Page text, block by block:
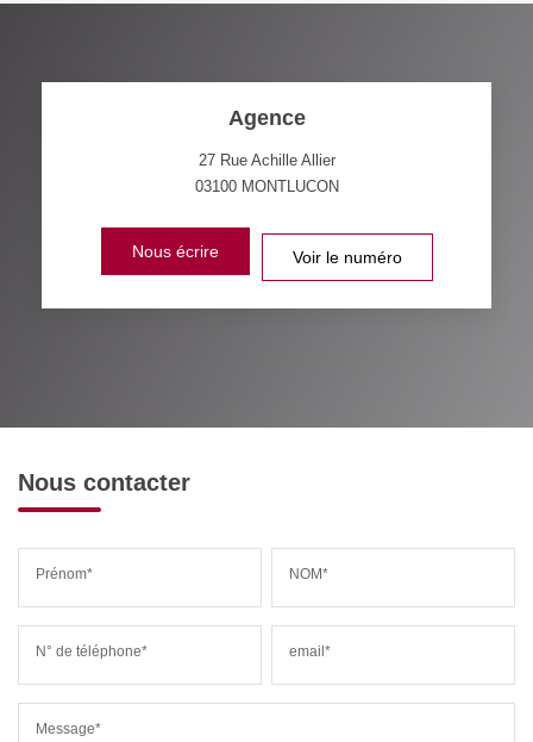
Agence
27 Rue Achille Allier
03100 MONTLUCON
Nous écrire Voir le numéro
Nous contacter
Prénom* NOM*
N° de téléphone* email*
Message*